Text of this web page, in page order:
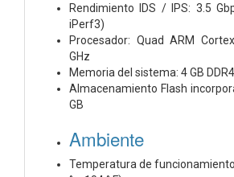
Rendimiento IDS / IPS: 3.5
iPerf3)
Procesador: Quad ARM
GHz
Memoria del sistema: 4 GB DDR4
Almacenamiento Flash
GB
Ambiente
Temperatura de